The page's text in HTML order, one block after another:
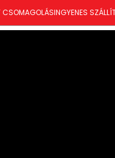
CSOMAGOLÁSINGYENES